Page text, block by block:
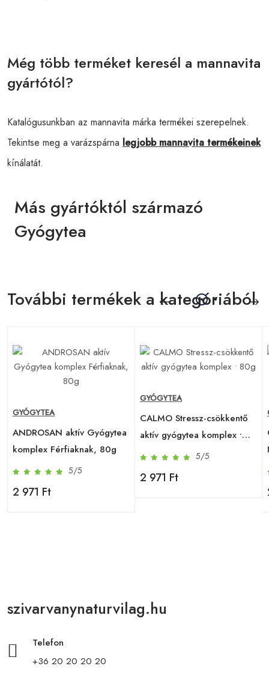
Még több terméket keresél a mannavita
gyártótól?
Katalógusunkban az mannavita márka termékei szerepelnek.
Tekintse meg a varázspárna legjobb mannavita termékeinek
kínálatát.
Más gyártóktól származó
Gyógytea
További termékek a kategóriából
GYÓGYTEA
ANDROSAN aktív Gyógytea
komplex Férfiaknak, 80g
5/5
2 971 Ft
GYÓGYTEA
CALMO Stressz-csökkentő
aktív gyógytea komplex •
80g
5/5
2 971 Ft
szivarvanynaturvilag.hu
Telefon
+36 20 20 20 20